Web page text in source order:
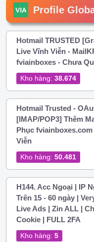
Profile
Hotmail TRUSTED
Live Vĩnh Viễn -
fviainboxes - Chưa
Kho hàng: 38.674
Hotmail Trusted -
[IMAP/POP3] Thêm
Phục
Viễn
Kho hàng: 50.481
H144. Acc Ngoại | IP
Trên 15 - 60 ngày |
Live Ads | Zin ALL |
Cookie | FULL 2FA
Kho hàng: 5